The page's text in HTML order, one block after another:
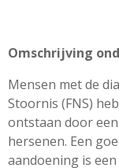
Omschrijving
Mensen met de
Stoornis (FNS)
ontstaan door
hersenen. Een
aandoening is